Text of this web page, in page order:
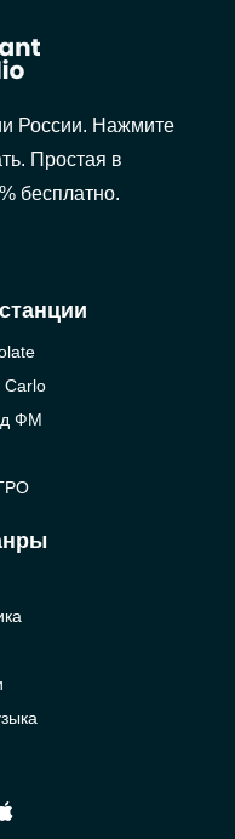
России. Нажмите
Простая в
бесплатно.
Carlo
ФМ